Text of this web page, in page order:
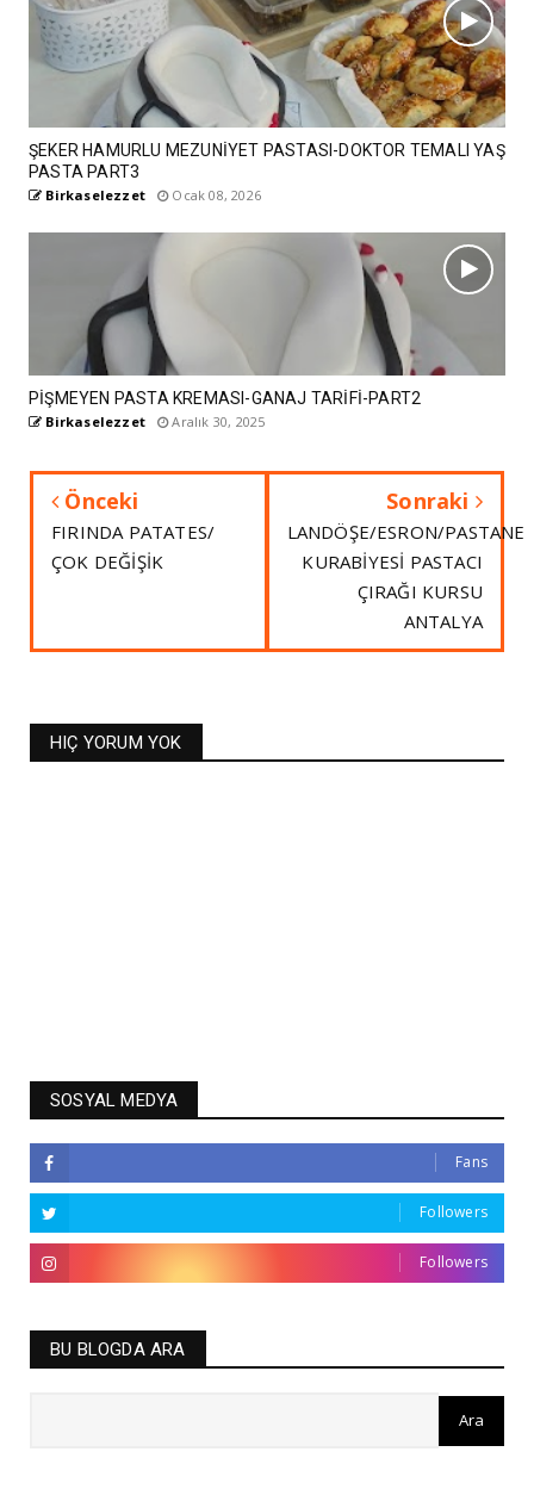
ŞEKER HAMURLU MEZUNİYET PASTASI-DOKTOR TEMALI YAŞ
PASTA PART3
Birkaselezzet Ocak 08, 2026
PİŞMEYEN PASTA KREMASI-GANAJ TARİFİ-PART2
Birkaselezzet Aralık 30, 2025
Önceki
FIRINDA PATATES/
ÇOK DEĞİŞİK
Sonraki
LANDÖŞE/ESRON/PASTANE
KURABİYESİ PASTACI
ÇIRAĞI KURSU
ANTALYA
HIÇ YORUM YOK
SOSYAL MEDYA
Fans
Followers
Followers
BU BLOGDA ARA